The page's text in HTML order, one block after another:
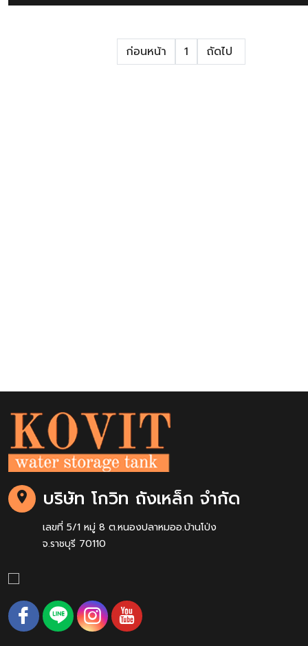
ก่อนหน้า 1 ถัดไป
บริษัท โกวิท ถังเหล็ก จำกัด
เลขที่ 5/1 หมู่ 8 ต.หนองปลาหมออ.บ้านโป่ง
จ.ราชบุรี 70110